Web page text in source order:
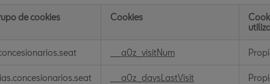
de cookies Cookies
__a0z_visitNum
__a0z_daysLastVisit